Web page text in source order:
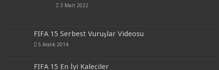
3 Mart 2022
FIFA 15 Serbest Vuruşlar Videosu
5 Aralık 2014
FIFA 15 En İyi Kaleciler